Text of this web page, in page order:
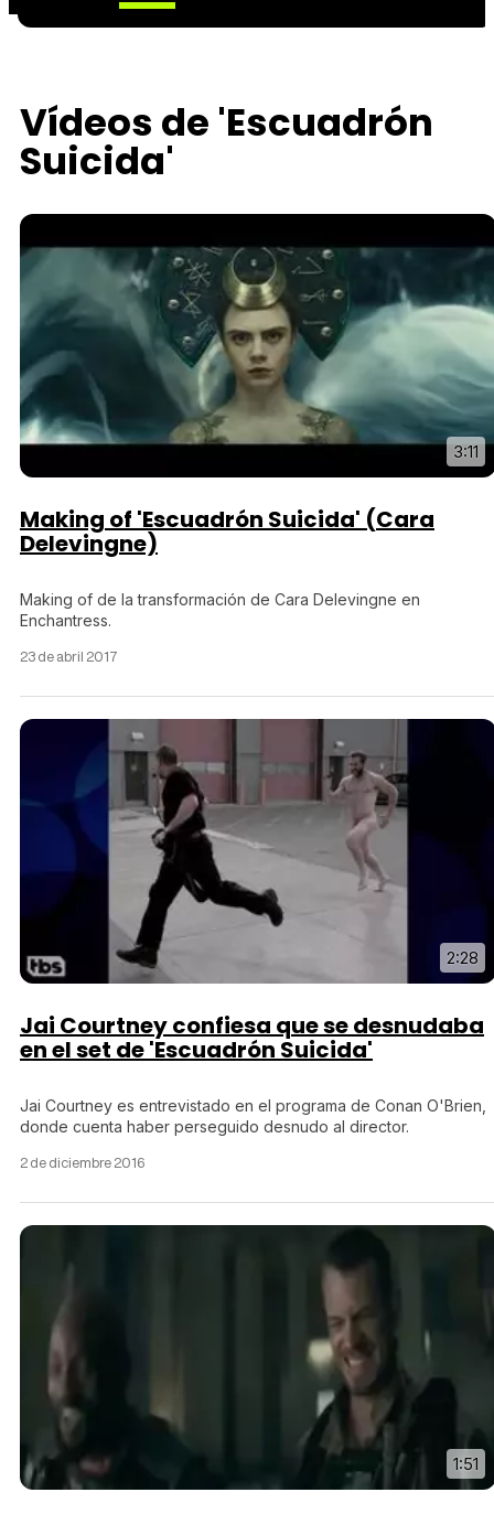
Vídeos de 'Escuadrón
Suicida'
3:11
Making of 'Escuadrón Suicida' (Cara
Delevingne)
Making of de la transformación de Cara Delevingne en
Enchantress.
23 de abril 2017
2:28
Jai Courtney confiesa que se desnudaba
en el set de 'Escuadrón Suicida'
Jai Courtney es entrevistado en el programa de Conan O'Brien,
donde cuenta haber perseguido desnudo al director.
2 de diciembre 2016
1:51